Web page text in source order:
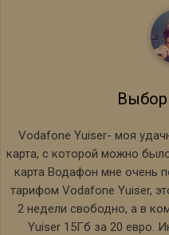
Выбор
Vodafone Yuiser- моя
карта, с которой можно
карта Водафон мне очень
тарифом Vodafone Yuiser,
2 недели свободно, а в
Yuiser 15Гб за 20 евро.